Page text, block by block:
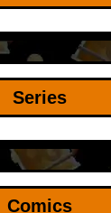
Series
Comics